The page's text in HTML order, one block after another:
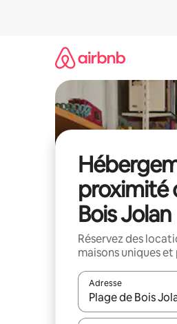
proximité
Bois Jolan
Réservez des
maisons uniques
Adresse
Lorsque les